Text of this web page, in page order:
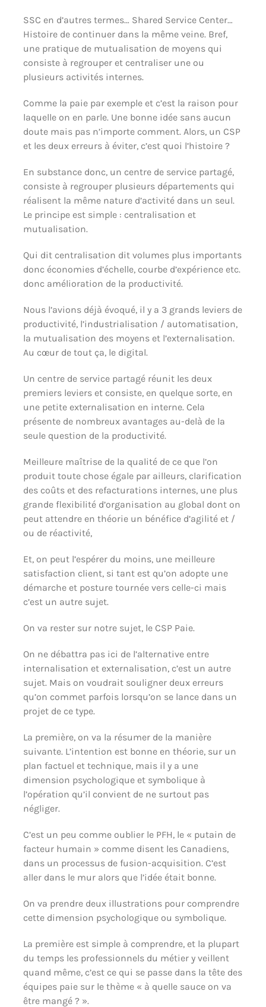
SSC en d’autres termes… Shared Service Center…
Histoire de continuer dans la même veine. Bref,
une pratique de mutualisation de moyens qui
consiste à regrouper et centraliser une ou
plusieurs activités internes.
Comme la paie par exemple et c’est la raison pour
laquelle on en parle. Une bonne idée sans aucun
doute mais pas n’importe comment. Alors, un CSP
et les deux erreurs à éviter, c’est quoi l’histoire ?
En substance donc, un centre de service partagé,
consiste à regrouper plusieurs départements qui
réalisent la même nature d’activité dans un seul.
Le principe est simple : centralisation et
mutualisation.
Qui dit centralisation dit volumes plus importants
donc économies d’échelle, courbe d’expérience etc.
donc amélioration de la productivité.
Nous l’avions déjà évoqué, il y a 3 grands leviers de
productivité, l’industrialisation / automatisation,
la mutualisation des moyens et l’externalisation.
Au cœur de tout ça, le digital.
Un centre de service partagé réunit les deux
premiers leviers et consiste, en quelque sorte, en
une petite externalisation en interne. Cela
présente de nombreux avantages au-delà de la
seule question de la productivité.
Meilleure maîtrise de la qualité de ce que l’on
produit toute chose égale par ailleurs, clarification
des coûts et des refacturations internes, une plus
grande flexibilité d’organisation au global dont on
peut attendre en théorie un bénéfice d’agilité et /
ou de réactivité,
Et, on peut l’espérer du moins, une meilleure
satisfaction client, si tant est qu’on adopte une
démarche et posture tournée vers celle-ci mais
c’est un autre sujet.
On va rester sur notre sujet, le CSP Paie.
On ne débattra pas ici de l’alternative entre
internalisation et externalisation, c’est un autre
sujet. Mais on voudrait souligner deux erreurs
qu’on commet parfois lorsqu’on se lance dans un
projet de ce type.
La première, on va la résumer de la manière
suivante. L’intention est bonne en théorie, sur un
plan factuel et technique, mais il y a une
dimension psychologique et symbolique à
l’opération qu’il convient de ne surtout pas
négliger.
C’est un peu comme oublier le PFH, le « putain de
facteur humain » comme disent les Canadiens,
dans un processus de fusion-acquisition. C’est
aller dans le mur alors que l’idée était bonne.
On va prendre deux illustrations pour comprendre
cette dimension psychologique ou symbolique.
La première est simple à comprendre, et la plupart
du temps les professionnels du métier y veillent
quand même, c’est ce qui se passe dans la tête des
équipes paie sur le thème « à quelle sauce on va
être mangé ? ».